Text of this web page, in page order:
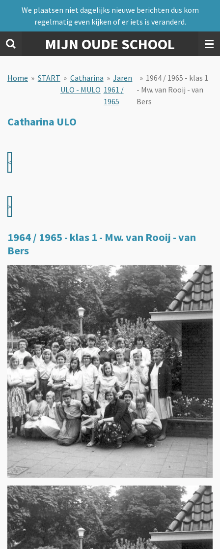
naar
de
hoofdinhoud
MIJN OUDE SCHOOL
We plaatsen niet dagelijks nieuwe berichten dus kom
regelmatig even kijken of er iets is veranderd.
Home » START » Catharina
ULO - MULO
» Jaren
1961 /
1965
» 1964 / 1965 - klas 1
- Mw. van Rooij - van
Bers
Catharina ULO
<
>
1964 / 1965 - klas 1 - Mw. van Rooij - van
Bers